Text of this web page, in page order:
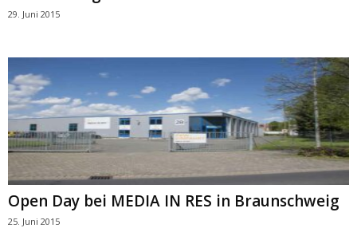
29. Juni 2015
Open Day bei MEDIA IN RES in Braunschweig
25. Juni 2015